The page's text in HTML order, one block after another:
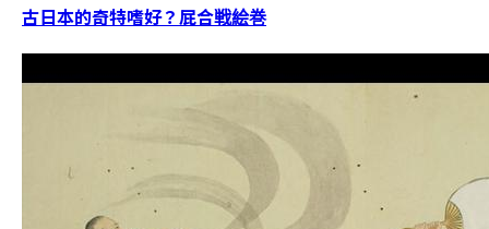
古日本的奇特嗜好？屁合戦絵巻